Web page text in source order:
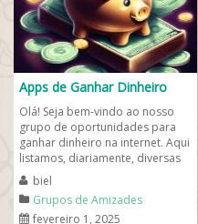
Apps de Ganhar Dinheiro
Olá! Seja bem-vindo ao nosso
grupo de oportunidades para
ganhar dinheiro na internet. Aqui
listamos, diariamente, diversas
maneiras de lucrar usando seu...
biel
Grupos de Amizades
fevereiro 1, 2025